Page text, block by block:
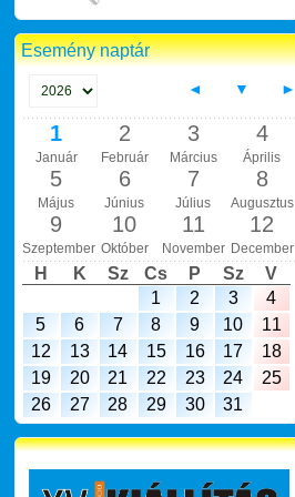
Esemény naptár
◄ ▼ ►
1
Január
2
Február
3
Március
4
Április
5
Május
6
Június
7
Július
8
Augusztus
9
Szeptember
10
Október
11
November
12
December
H K Sz Cs P Sz
V
1
2 3
4
5
6 7 8 9 10
11
12
13 14 15 16 17
18
19
20 21 22 23 24
25
26
27 28 29 30 31